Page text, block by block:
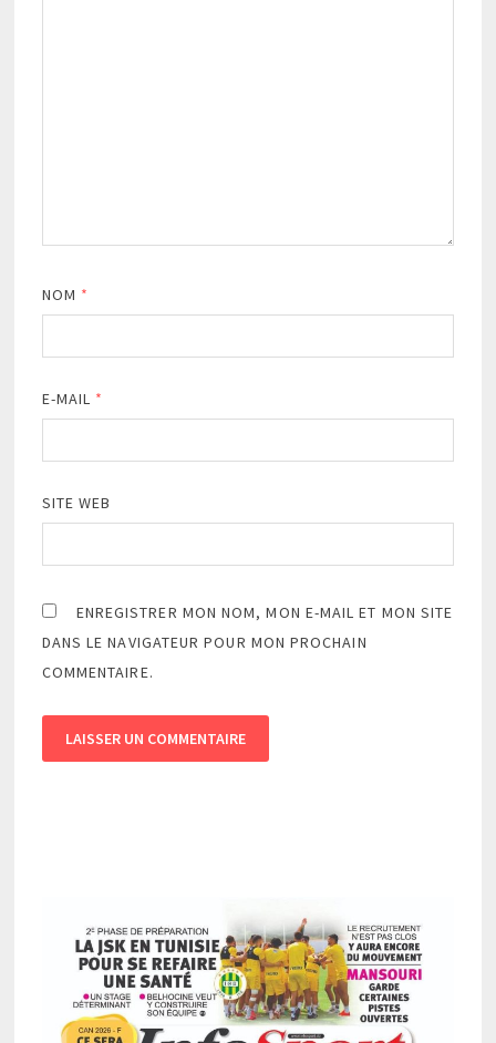
NOM *
E-MAIL *
SITE WEB
ENREGISTRER MON NOM, MON E-MAIL ET MON SITE
DANS LE NAVIGATEUR POUR MON PROCHAIN
COMMENTAIRE.